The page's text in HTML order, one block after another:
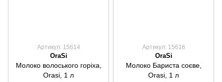
Артикул: 15614
OraSi
Молоко волоського горіха,
Orasi, 1 л
Артикул: 15616
OraSi
Молоко Бариста соєве,
Orasi, 1 л